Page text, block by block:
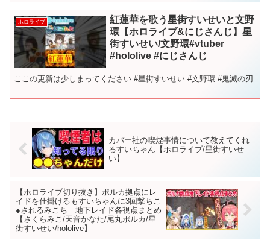
ホロライブ
紅蓮華を歌う星街すいせいと文野
環【ホロライブ&にじさんじ】星
街すいせい/文野環#vtuber
#hololive #にじさんじ
ここの更新は少しまってください #星街すいせい #文野環 #鬼滅の刃
カバー社の喫煙事情について教えてくれ
るすいちゃん【ホロライブ/星街すいせ
い】
【ホロライブ切り抜き】ポルカ拠点にレ
イドを仕掛けるもすいちゃんに3回撃ちこ
●されるみこち 地下レイド各視点まとめ
【さくらみこ/天音かなた/尾丸ポルカ/星
街すいせい/hololive】